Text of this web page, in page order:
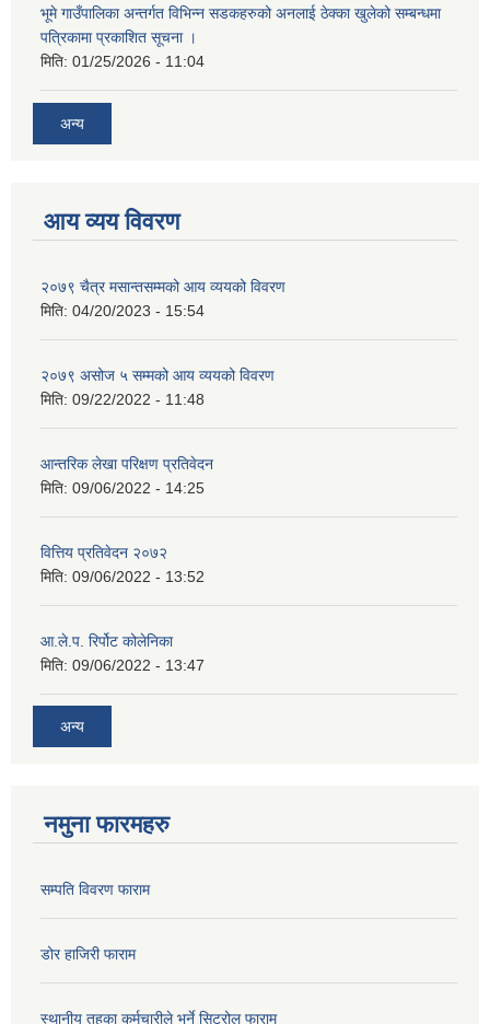
भूमे गाउँपालिका अन्तर्गत विभिन्न सडकहरुको अनलाई ठेक्का खुलेको सम्बन्धमा
पत्रिकामा प्रकाशित सूचना ।
मिति: 01/25/2026 - 11:04
अन्य
आय व्यय विवरण
२०७९ चैत्र मसान्तसम्मको आय व्ययको विवरण
मिति: 04/20/2023 - 15:54
२०७९ असोज ५ सम्मको आय व्ययको विवरण
मिति: 09/22/2022 - 11:48
आन्तरिक लेखा परिक्षण प्रतिवेदन
मिति: 09/06/2022 - 14:25
वित्तिय प्रतिवेदन २०७२
मिति: 09/06/2022 - 13:52
आ.ले.प. रिर्पोट कोलेनिका
मिति: 09/06/2022 - 13:47
अन्य
नमुना फारमहरु
सम्पति विवरण फाराम
डोर हाजिरी फाराम
स्थानीय तहका कर्मचारीले भर्ने सिटरोल फाराम